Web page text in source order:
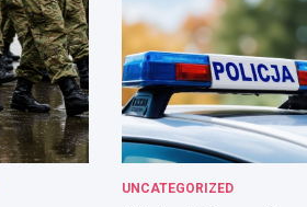
UNCATEGORIZED